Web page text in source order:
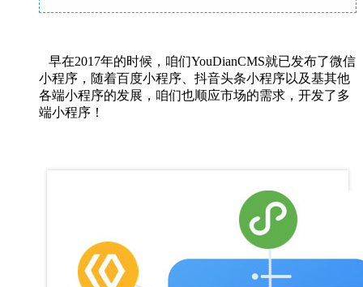
早在2017年的时候，咱们YouDianCMS就已发布了微信
小程序，随着百度小程序、抖音头条小程序以及基其他
各端小程序的发展，咱们也顺应市场的需求，开发了多
端小程序！